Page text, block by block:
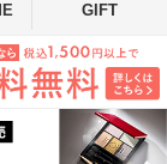
GIFT